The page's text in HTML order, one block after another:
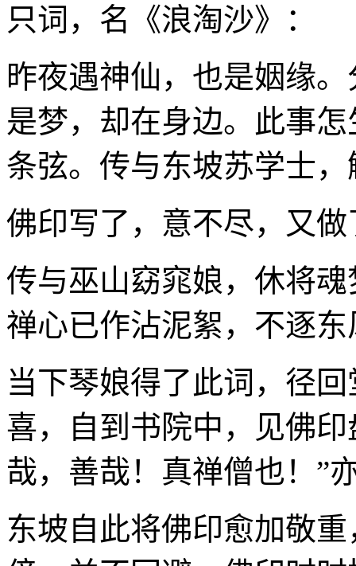
只词，名《浪淘沙》：
昨夜遇神仙，也是姻缘
是梦，却在身边。此事
条弦。传与东坡苏学士
佛印写了，意不尽，又
传与巫山窈窕娘，休将
禅心已作沾泥絮，不逐
当下琴娘得了此词，径
喜，自到书院中，见佛
哉，善哉！真禅僧也！”
东坡自此将佛印愈加敬